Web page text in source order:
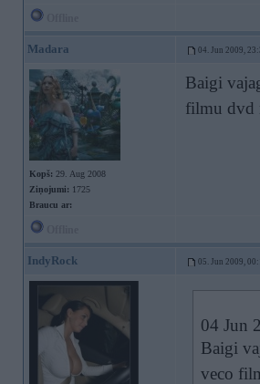
Madara 04. Jun 2009,
Kopš: 29. Aug 2008
Ziņojumi: 1725
Braucu ar:
Baigi
filmu dvd
IndyRock 05. Jun 2009,
04 Jun
Baigi
veco